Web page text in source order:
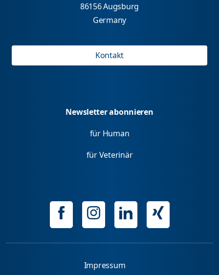
86156 Augsburg
Germany
Kontakt
Newsletter abonnieren
für Human
für Veterinär
Impressum